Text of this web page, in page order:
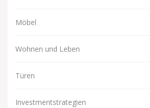
Möbel
Wohnen und Leben
Türen
Investmentstrategien